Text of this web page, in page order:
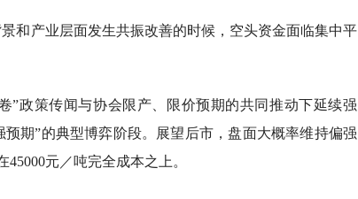
和产业层面发生共振改善的时候，空头资金面临集中平
”政策传闻与协会限产、限价预期的共同推动下延续强
期”的典型博弈阶段。展望后市，盘面大概率维持偏强
元／吨完全成本之上。